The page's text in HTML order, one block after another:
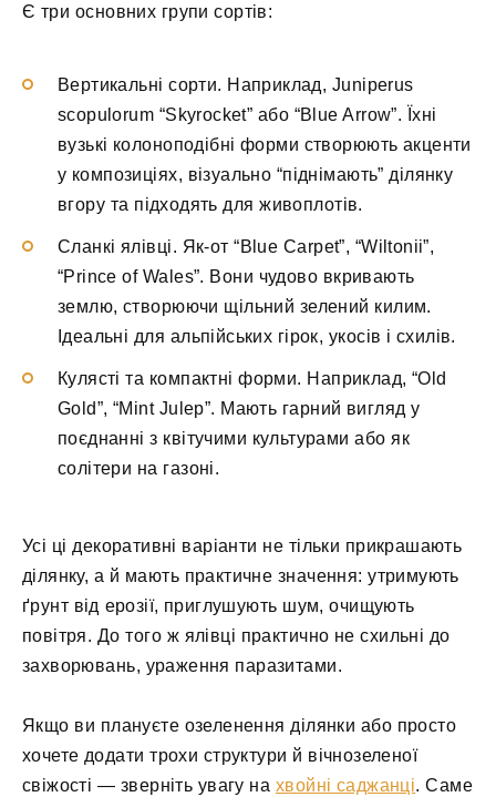
Є три основних групи сортів:
Вертикальні сорти. Наприклад, Juniperus
scopulorum “Skyrocket” або “Blue Arrow”. Їхні
вузькі колоноподібні форми створюють акценти
у композиціях, візуально “піднімають” ділянку
вгору та підходять для живоплотів.
Сланкі ялівці. Як-от “Blue Carpet”, “Wiltonii”,
“Prince of Wales”. Вони чудово вкривають
землю, створюючи щільний зелений килим.
Ідеальні для альпійських гірок, укосів і схилів.
Кулясті та компактні форми. Наприклад, “Old
Gold”, “Mint Julep”. Мають гарний вигляд у
поєднанні з квітучими культурами або як
солітери на газоні.
Усі ці декоративні варіанти не тільки прикрашають
ділянку, а й мають практичне значення: утримують
ґрунт від ерозії, приглушують шум, очищують
повітря. До того ж ялівці практично не схильні до
захворювань, ураження паразитами.
Якщо ви плануєте озеленення ділянки або просто
хочете додати трохи структури й вічнозеленої
свіжості — зверніть увагу на хвойні саджанці. Саме